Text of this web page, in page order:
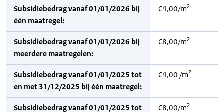
Subsidiebedrag vanaf 01/01/2026 bij
één maatregel:
€4,00/m2
Subsidiebedrag vanaf 01/01/2026 bij
meerdere maatregelen:
€8,00/m2
Subsidiebedrag vanaf 01/01/2025 tot
en met 31/12/2025 bij één maatregel:
€4,00 /m2
Subsidiebedrag vanaf 01/01/2025 tot
€8,00/m2